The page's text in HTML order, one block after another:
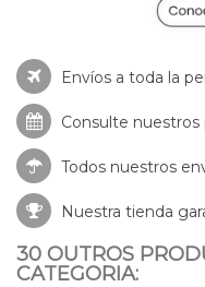
Envíos a toda la
Consulte nuestros
Todos nuestros
Nuestra tienda
30 OUTROS
CATEGORIA: